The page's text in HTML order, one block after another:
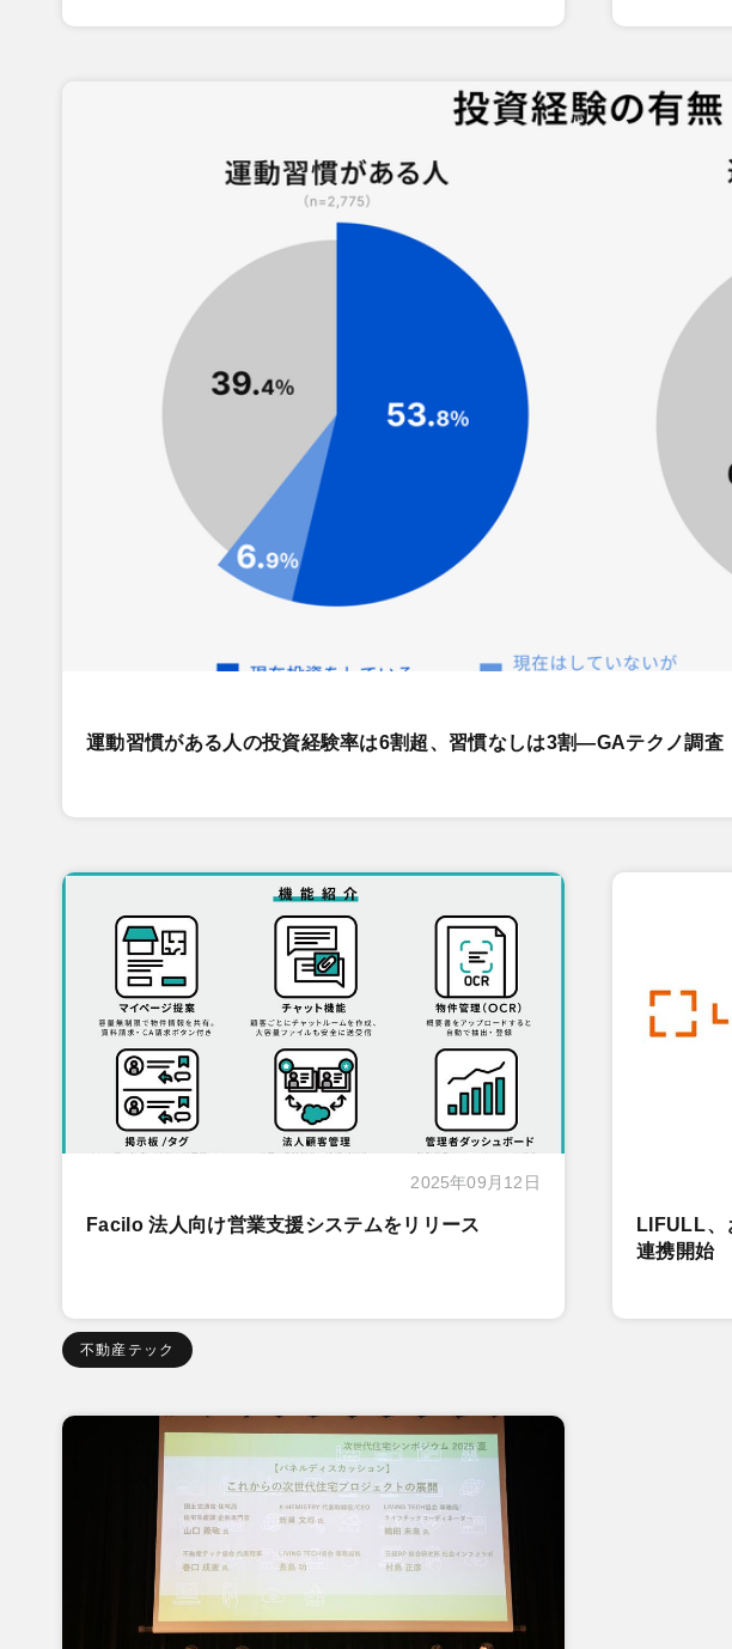
運動習慣がある人の投資経験率は6割超、習慣なしは3割―GAテクノ調査
2025年09月12日
Facilo 法人向け営業支援システムをリリース
不動産テック
LIFULL、
連携開始